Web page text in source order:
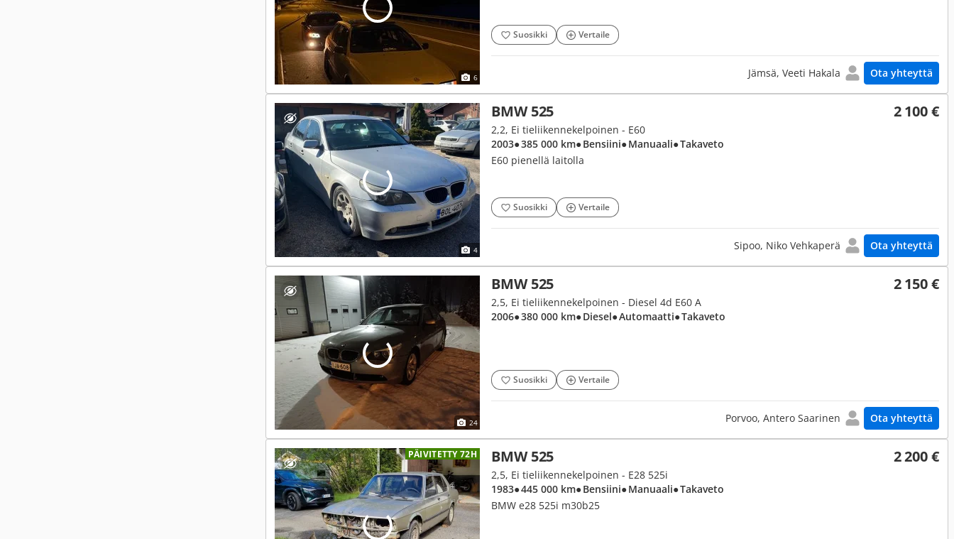
6
Suosikki Vertaile
Jämsä, Veeti Hakala Ota yhteyttä
4
BMW 525 2 100 €
2,2, Ei tieliikennekelpoinen - E60
2003● 385 000 km● Bensiini● Manuaali● Takaveto
E60 pienellä laitolla
Suosikki Vertaile
Sipoo, Niko Vehkaperä Ota yhteyttä
24
BMW 525 2 150 €
2,5, Ei tieliikennekelpoinen - Diesel 4d E60 A
2006● 380 000 km● Diesel● Automaatti● Takaveto
Suosikki Vertaile
Porvoo, Antero Saarinen Ota yhteyttä
PÄIVITETTY 72H BMW 525 2 200 €
2,5, Ei tieliikennekelpoinen - E28 525i
1983● 445 000 km● Bensiini● Manuaali● Takaveto
BMW e28 525i m30b25